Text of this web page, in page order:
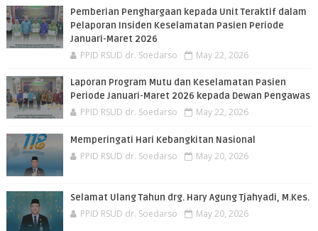
Pemberian Penghargaan kepada Unit Teraktif dalam
Pelaporan Insiden Keselamatan Pasien Periode
Januari-Maret 2026
PPID RSUD dr. Soedarso May 22, 2026
Laporan Program Mutu dan Keselamatan Pasien
Periode Januari-Maret 2026 kepada Dewan Pengawas
PPID RSUD dr. Soedarso May 22, 2026
Memperingati Hari Kebangkitan Nasional
PPID RSUD dr. Soedarso May 20, 2026
Selamat Ulang Tahun drg. Hary Agung Tjahyadi, M.Kes.
PPID RSUD dr. Soedarso May 20, 2026